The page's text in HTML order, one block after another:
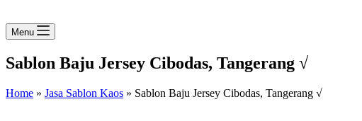
Menu
Sablon Baju Jersey Cibodas, Tangerang √
Home » Jasa Sablon Kaos » Sablon Baju Jersey Cibodas, Tangerang √